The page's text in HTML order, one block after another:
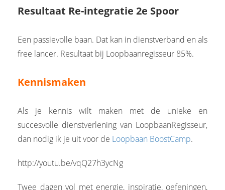
Resultaat Re-integratie 2e Spoor
Een passievolle baan. Dat kan in dienstverband en als
free lancer. Resultaat bij Loopbaanregisseur 85%.
Kennismaken
Als je kennis wilt maken met de unieke en
succesvolle dienstverlening van LoopbaanRegisseur,
dan nodig ik je uit voor de Loopbaan BoostCamp.
http://youtu.be/vqQ27h3ycNg
Twee dagen vol met energie, inspiratie, oefeningen,